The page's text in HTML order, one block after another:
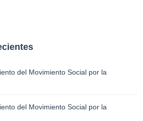
del Movimiento Social por la
del Movimiento Social por la